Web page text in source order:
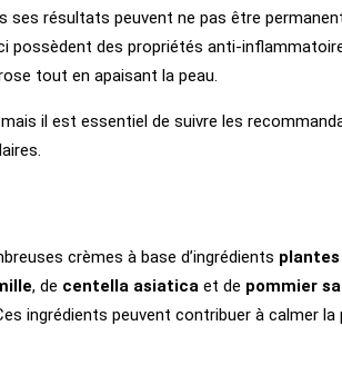
ses résultats peuvent ne pas être
possèdent des propriétés anti-
tout en apaisant la peau.
il est essentiel de suivre les
crèmes à base d’ingrédients plantes
, de centella asiatica et de pommier
ingrédients peuvent contribuer à calmer la